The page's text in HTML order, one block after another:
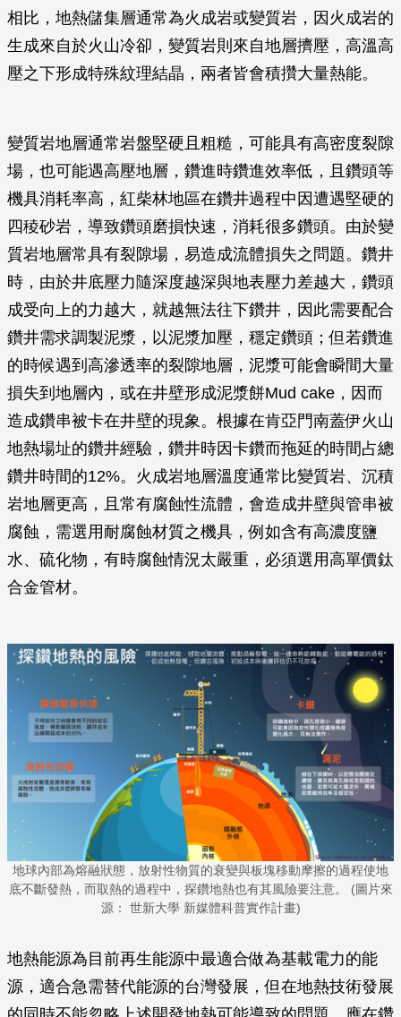
相比，地熱儲集層通常為火成岩或變質岩，因火成岩的
生成來自於火山冷卻，變質岩則來自地層擠壓，高溫高
壓之下形成特殊紋理結晶，兩者皆會積攢大量熱能。
變質岩地層通常岩盤堅硬且粗糙，可能具有高密度裂隙
場，也可能遇高壓地層，鑽進時鑽進效率低，且鑽頭等
機具消耗率高，紅柴林地區在鑽井過程中因遭遇堅硬的
四稜砂岩，導致鑽頭磨損快速，消耗很多鑽頭。由於變
質岩地層常具有裂隙場，易造成流體損失之問題。鑽井
時，由於井底壓力隨深度越深與地表壓力差越大，鑽頭
成受向上的力越大，就越無法往下鑽井，因此需要配合
鑽井需求調製泥漿，以泥漿加壓，穩定鑽頭；但若鑽進
的時候遇到高滲透率的裂隙地層，泥漿可能會瞬間大量
損失到地層內，或在井壁形成泥漿餅Mud cake，因而
造成鑽串被卡在井壁的現象。根據在肯亞門南蓋伊火山
地熱場址的鑽井經驗，鑽井時因卡鑽而拖延的時間占總
鑽井時間的12%。火成岩地層溫度通常比變質岩、沉積
岩地層更高，且常有腐蝕性流體，會造成井壁與管串被
腐蝕，需選用耐腐蝕材質之機具，例如含有高濃度鹽
水、硫化物，有時腐蝕情況太嚴重，必須選用高單價鈦
合金管材。
地球內部為熔融狀態，放射性物質的衰變與板塊移動摩擦的過程使地
底不斷發熱，而取熱的過程中，探鑽地熱也有其風險要注意。 (圖片來
源： 世新大學 新媒體科普實作計畫)
地熱能源為目前再生能源中最適合做為基載電力的能
源，適合急需替代能源的台灣發展，但在地熱技術發展